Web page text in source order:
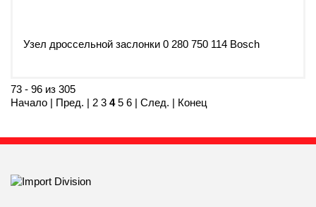
Узел дроссельной заслонки 0 280 750 114 Bosch
73 - 96 из 305
Начало | Пред. | 2 3 4 5 6 | След. | Конец